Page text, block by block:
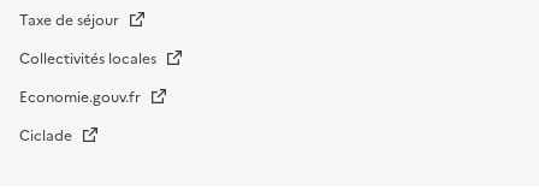
Taxe de séjour
Collectivités locales
Economie.gouv.fr
Ciclade